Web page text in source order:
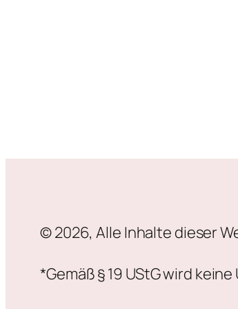
© 2026, Alle Inhalte dieser
*Gemäß § 19 UStG wird